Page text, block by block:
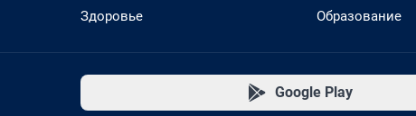
Здоровье
Образование
Google Play